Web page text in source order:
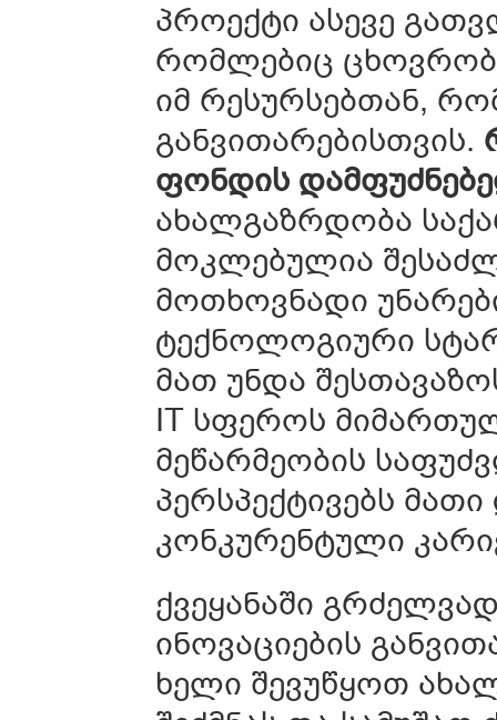
პროექტი ასევე
რომლებიც
იმ რესურსებთან,
განვითარებისთვის.
ფონდის
ახალგაზრდობა
მოკლებულია
მოთხოვნადი
ტექნოლოგიური
მათ უნდა
IT სფეროს
მეწარმეობის
პერსპექტივებს
კონკურენტული
ქვეყანაში
ინოვაციების
ხელი შევუწყოთ